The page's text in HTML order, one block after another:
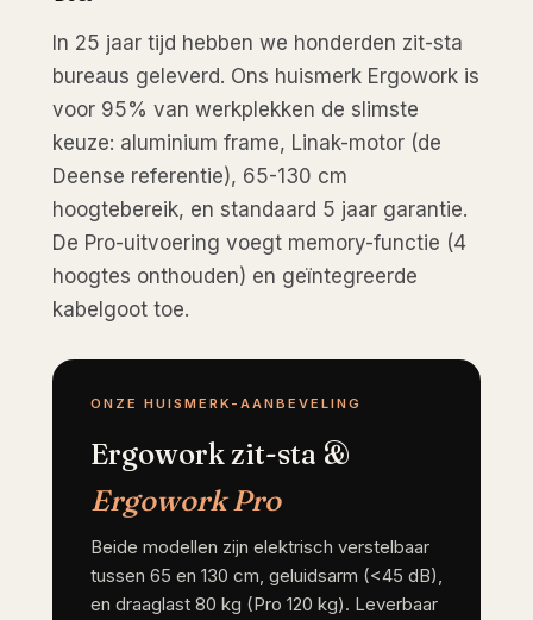
In 25 jaar tijd hebben we honderden zit-sta
bureaus geleverd. Ons huismerk Ergowork is
voor 95% van werkplekken de slimste
keuze: aluminium frame, Linak-motor (de
Deense referentie), 65-130 cm
hoogtebereik, en standaard 5 jaar garantie.
De Pro-uitvoering voegt memory-functie (4
hoogtes onthouden) en geïntegreerde
kabelgoot toe.
ONZE HUISMERK-AANBEVELING
Ergowork zit-sta &
Ergowork Pro
Beide modellen zijn elektrisch verstelbaar
tussen 65 en 130 cm, geluidsarm (<45 dB),
en draaglast 80 kg (Pro 120 kg). Leverbaar